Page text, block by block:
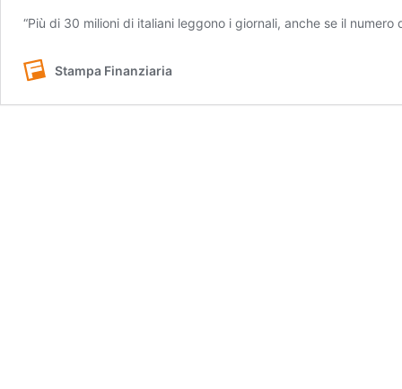
“Più di 30 milioni di italiani leggono i giornali, anche se il
Stampa Finanziaria